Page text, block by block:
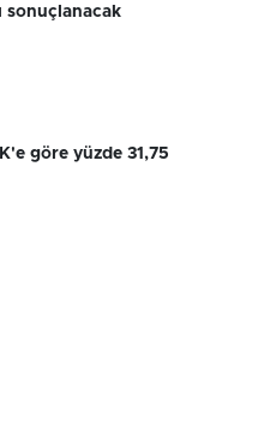
sonuçlanacak
göre yüzde 31,75